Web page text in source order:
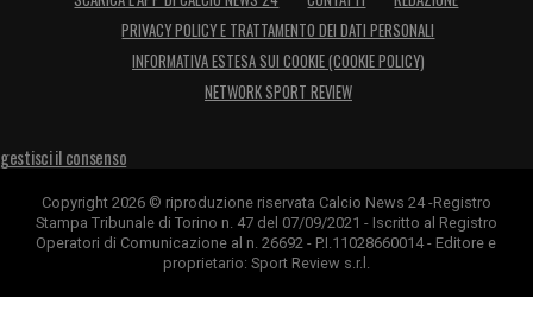
PRIVACY POLICY E TRATTAMENTO DEI DATI PERSONALI
INFORMATIVA ESTESA SUI COOKIE (COOKIE POLICY)
NETWORK SPORT REVIEW
gestisci il consenso
Copyright 2026 © riproduzione riservata Calcio News 24 -Registro
Stampa Tribunale di Torino n. 47 del 07/09/2021 - Iscritto al Registro
Operatori di Comunicazione al n. 26692 - P.I.11028660014 - Editore e
proprietario: Sport Review s.r.l.